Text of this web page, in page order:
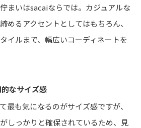
まいはsacaiならでは。カジュアルな
めるアクセントとしてはもちろん、
イルまで、幅広いコーディネートを
なサイズ感
最も気になるのがサイズ感ですが、
しっかりと確保されているため、見